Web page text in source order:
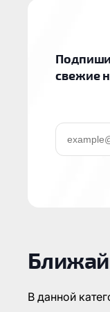
свежие
В данной